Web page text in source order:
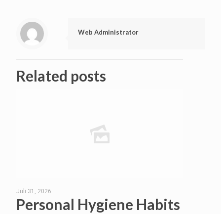
Web Administrator
Related posts
Juli 31, 2026
Personal Hygiene Habits